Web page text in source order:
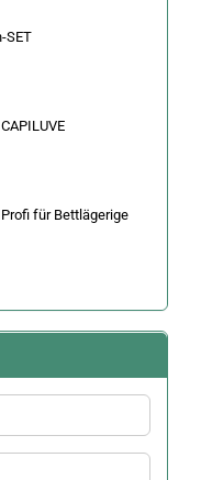
SET
für Bettlägerige